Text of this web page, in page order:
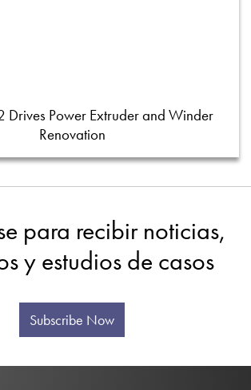
Drives Power Extruder and Winder
Renovation
para recibir noticias,
y estudios de casos
Subscribe Now